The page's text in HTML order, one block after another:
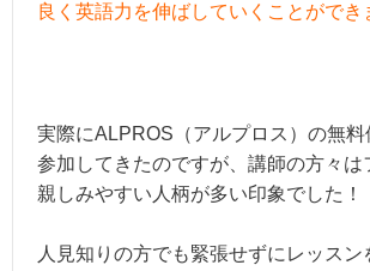
良く英語力を伸ばしていくことができ
実際にALPROS（アルプロス）の無料
参加してきたのですが、講師の方々は
親しみやすい人柄が多い印象でした！
人見知りの方でも緊張せずにレッス